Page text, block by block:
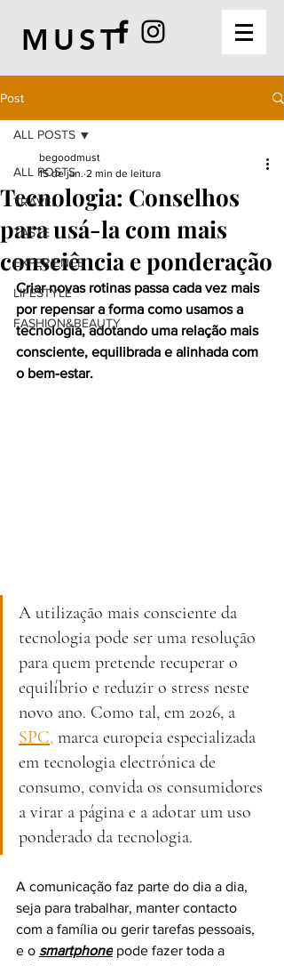
MUST
Post
ALL POSTS
TRAVEL
TASTE
EXPERIENCE
LIFESTYLE
FASHION&BEAUTY
ALL POSTS
Tecnologia: Conselhos
para usá-la com mais
consciência e ponderação
begoodmust
15 de jan. 2 min de leitura
Criar novas rotinas passa cada vez mais
por repensar a forma como usamos a
tecnologia, adotando uma relação mais
consciente, equilibrada e alinhada com
o bem-estar.
A utilização mais consciente da
tecnologia pode ser uma resolução
para quem pretende recuperar o
equilíbrio e reduzir o stress neste
novo ano. Como tal, em 2026, a
SPC, marca europeia especializada
em tecnologia electrónica de
consumo, convida os consumidores
a virar a página e a adotar um uso
ponderado da tecnologia.
A comunicação faz parte do dia a dia,
seja para trabalhar, manter contacto
com a família ou gerir tarefas pessoais,
e o smartphone pode fazer toda a